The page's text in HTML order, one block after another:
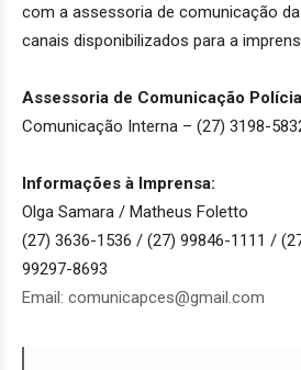
com a assessoria de comunicação
canais disponibilizados para a
Assessoria de Comunicação
Comunicação Interna – (27) 3198-
Informações à Imprensa:
Olga Samara / Matheus Foletto
(27) 3636-1536 / (27) 99846-1111 /
99297-8693
Email: comunicapces@gmail.com